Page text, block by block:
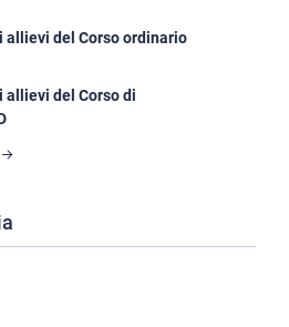
allievi del Corso ordinario
allievi del Corso di